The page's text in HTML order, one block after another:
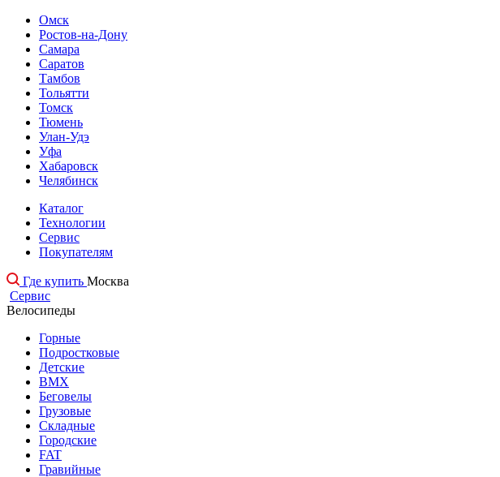
Омск
Ростов-на-Дону
Самара
Саратов
Тамбов
Тольятти
Томск
Тюмень
Улан-Удэ
Уфа
Хабаровск
Челябинск
Каталог
Технологии
Сервис
Покупателям
Где купить Москва
Сервис
Велосипеды
Горные
Подростковые
Детские
BMX
Беговелы
Грузовые
Складные
Городские
FAT
Гравийные